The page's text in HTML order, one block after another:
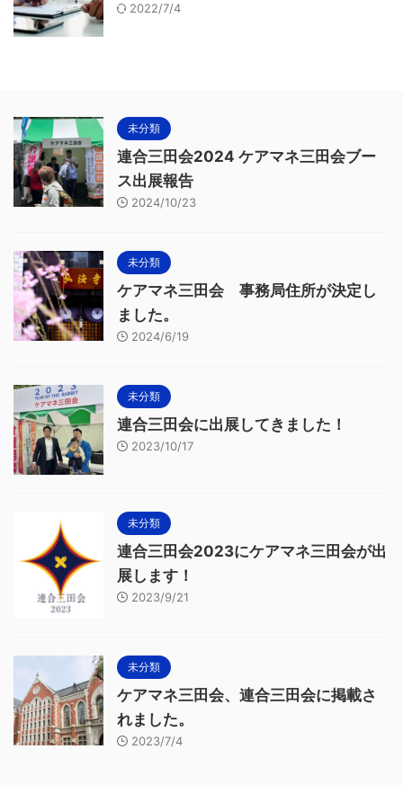
2022/7/4
未分類
連合三田会2024 ケアマネ三田会ブー
ス出展報告
2024/10/23
未分類
ケアマネ三田会 事務局住所が決定し
ました。
2024/6/19
未分類
連合三田会に出展してきました！
2023/10/17
未分類
連合三田会2023にケアマネ三田会が出
展します！
2023/9/21
未分類
ケアマネ三田会、連合三田会に掲載さ
れました。
2023/7/4